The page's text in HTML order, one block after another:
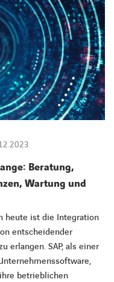
Beratung,
Wartung und
heute ist die Integration
entscheidender
erlangen. SAP, als einer
betrieblichen